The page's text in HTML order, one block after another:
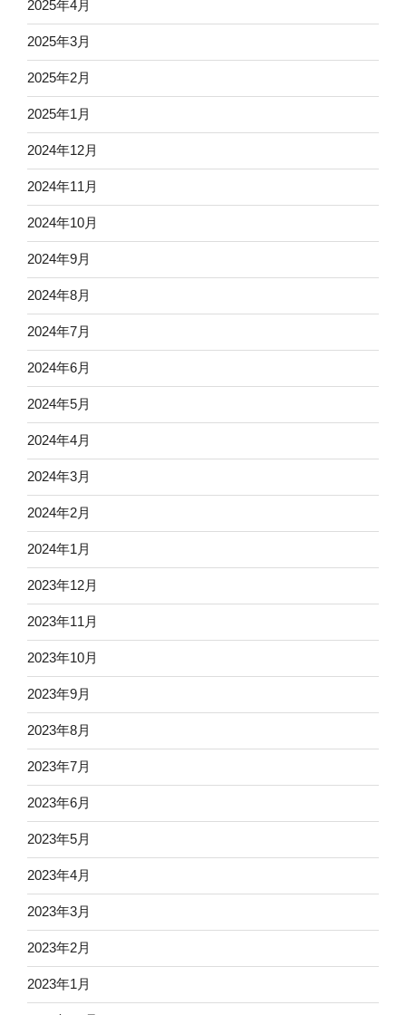
2025年4月
2025年3月
2025年2月
2025年1月
2024年12月
2024年11月
2024年10月
2024年9月
2024年8月
2024年7月
2024年6月
2024年5月
2024年4月
2024年3月
2024年2月
2024年1月
2023年12月
2023年11月
2023年10月
2023年9月
2023年8月
2023年7月
2023年6月
2023年5月
2023年4月
2023年3月
2023年2月
2023年1月